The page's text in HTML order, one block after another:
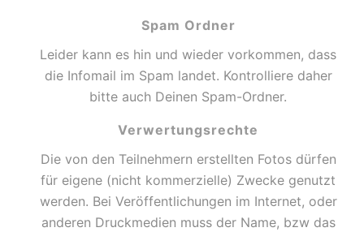
Spam Ordner
Leider kann es hin und wieder vorkommen, dass
die Infomail im Spam landet. Kontrolliere daher
bitte auch Deinen Spam-Ordner.
Verwertungsrechte
Die von den Teilnehmern erstellten Fotos dürfen
für eigene (nicht kommerzielle) Zwecke genutzt
werden. Bei Veröffentlichungen im Internet, oder
anderen Druckmedien muss der Name, bzw das